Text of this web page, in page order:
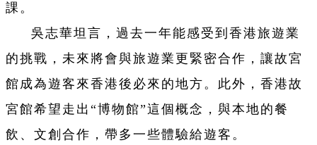
課。
吳志華坦言，過去一年能感受到香港旅遊業
的挑戰，未來將會與旅遊業更緊密合作，讓故宮
館成為遊客來香港後必來的地方。此外，香港故
宮館希望走出“博物館”這個概念，與本地的餐
飲、文創合作，帶多一些體驗給遊客。